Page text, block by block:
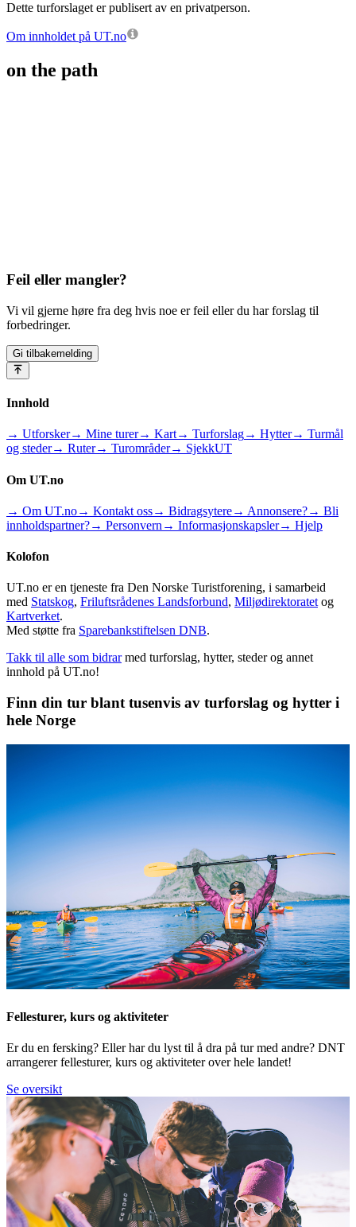
Dette turforslaget er publisert av en privatperson.
Om innholdet på UT.no
on the path
Feil eller mangler?
Vi vil gjerne høre fra deg hvis noe er feil eller du har forslag til
forbedringer.
Gi tilbakemelding
Innhold
→ Utforsker→ Mine turer→ Kart→ Turforslag→ Hytter→ Turmål
og steder→ Ruter→ Turområder→ SjekkUT
Om UT.no
→ Om UT.no→ Kontakt oss→ Bidragsytere→ Annonsere?→ Bli
innholdspartner?→ Personvern → Informasjonskapsler→ Hjelp
Kolofon
UT.no er en tjeneste fra Den Norske Turistforening, i samarbeid
med Statskog, Friluftsrådenes Landsforbund, Miljødirektoratet og
Kartverket.
Med støtte fra Sparebankstiftelsen DNB.
Takk til alle som bidrar med turforslag, hytter, steder og annet
innhold på UT.no!
Finn din tur blant tusenvis av turforslag og hytter i
hele Norge
Fellesturer, kurs og aktiviteter
Er du en fersking? Eller har du lyst til å dra på tur med andre? DNT
arrangerer fellesturer, kurs og aktiviteter over hele landet!
Se oversikt